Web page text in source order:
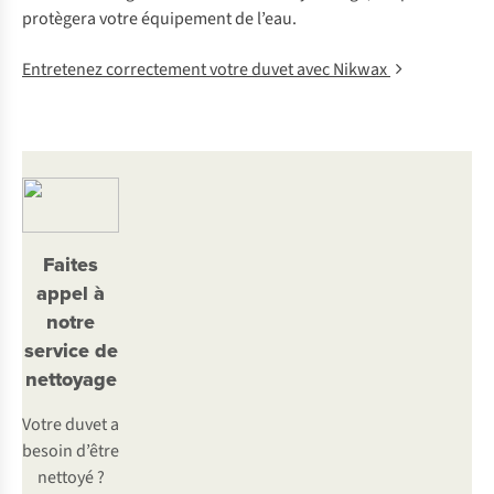
protègeravotreéquipementdel’eau.
Entretenez correctement votre duvet avec Nikwax
Faites
appel à
notre
service de
nettoyage
Votre duvet a
besoin d’être
nettoyé ?